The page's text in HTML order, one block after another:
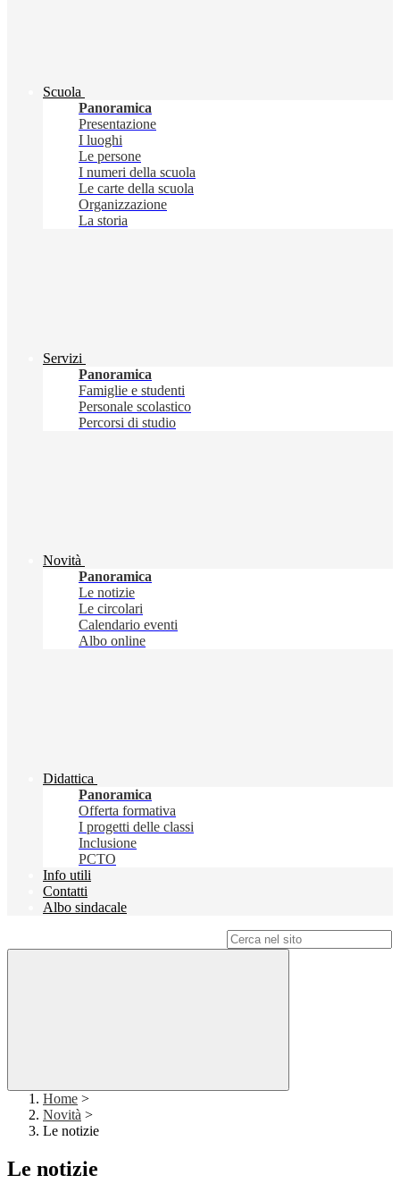
Scuola
Panoramica
Presentazione
I luoghi
Le persone
I numeri della scuola
Le carte della scuola
Organizzazione
La storia
Servizi
Panoramica
Famiglie e studenti
Personale scolastico
Percorsi di studio
Novità
Panoramica
Le notizie
Le circolari
Calendario eventi
Albo online
Didattica
Panoramica
Offerta formativa
I progetti delle classi
Inclusione
PCTO
Info utili
Contatti
Albo sindacale
Home >
Novità >
Le notizie
Le notizie